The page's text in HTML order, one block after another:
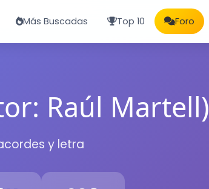
Más Buscadas Top 10 Foro
Raúl Martell)
y letra